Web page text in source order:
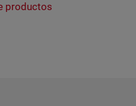
productos